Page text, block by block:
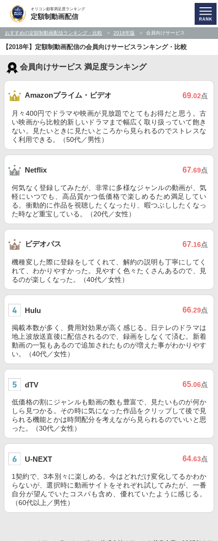
オリコン顧客満足度ランキング
定額制動画配信
おすすめの定額制動画配信ランキング・比較 2018年版 会員向けサービス
【2018年】定額制動画配信の会員向けサービスランキング・比較
会員向けサービス 満足度ランキング
Amazonプライム・ビデオ 69.02点
月々400円でドラマや映画が見放題でとてもお得だと思う。古
い映画から比較的新しいドラマまで幅広く取り扱っていて飽き
ない。見たいときに見たいところから見られるのでストレスな
く利用できる。（50代／男性）
Netflix 67.69点
何気なく登録してみたが、非常に多様なジャンルの動画が、気
軽にいつでも、高品質かつ低価格で楽しめるため満足してい
る。衝動的に作品を視聴したくなったり、暇つぶししたくなっ
た時など重宝している。（20代／女性）
ビデオパス 67.16点
機種変した際に登録をしてくれて、解約の説明も丁寧にしてく
れて、わかりやすかった。見やすく色々たくさんあるので、見
るのが楽しくなった。（40代／女性）
Hulu 66.29点
掲載本数が多く、費用対効果が高く感じる。日テレのドラマは
地上波放送直後に配信されるので、録画をしなくて済む。新着
動画の一覧もあるので追加されたものが増えた事がわかりやす
い。（40代／女性）
dTV 65.06点
低価格の割にジャンルも動画の数も豊富で、見たいものが何か
しら見つかる。その時に気になった作品をクリップして後で見
られる機能とかは時間配分を考えながら見られるのでいいと思
った。（30代／女性）
U-NEXT 64.63点
1契約で、3本別々に楽しめる。今はどれだけ変化してるかわか
らないが、選択時に動画サイトをそれぞれ試してみたが、一番
自分が望んでいたコスパも含め、優れていたように感じる。
（60代以上／男性）